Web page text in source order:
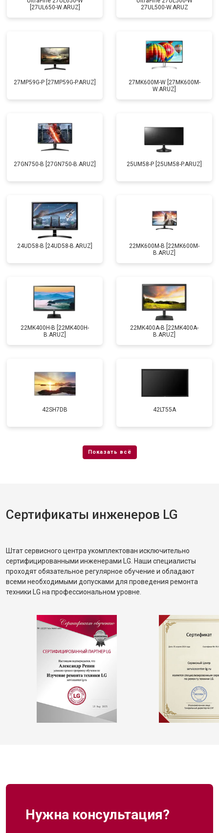
[27UL650-W.ARUZ]
27UL500-W.ARUZ
27MP59G-P [27MP59G-P.ARUZ]
27MK600M-W [27MK600M-
W.ARUZ]
27GN750-B [27GN750-B.ARUZ] 25UM58-P [25UM58-P.ARUZ]
24UD58-B [24UD58-B.ARUZ]
22MK600M-B [22MK600M-
B.ARUZ]
22MK400H-B [22MK400H-
B.ARUZ]
22MK400A-B [22MK400A-
B.ARUZ]
42SH7DB 42LT55A
Сертификаты инженеров LG
Штат сервисного центра укомплектован исключительно
сертифицированными инженерами LG. Наши специалисты
проходят обязательное регулярное обучение и обладают
всеми необходимыми допусками для проведения ремонта
техники LG на профессиональном уровне.
Нужна консультация?